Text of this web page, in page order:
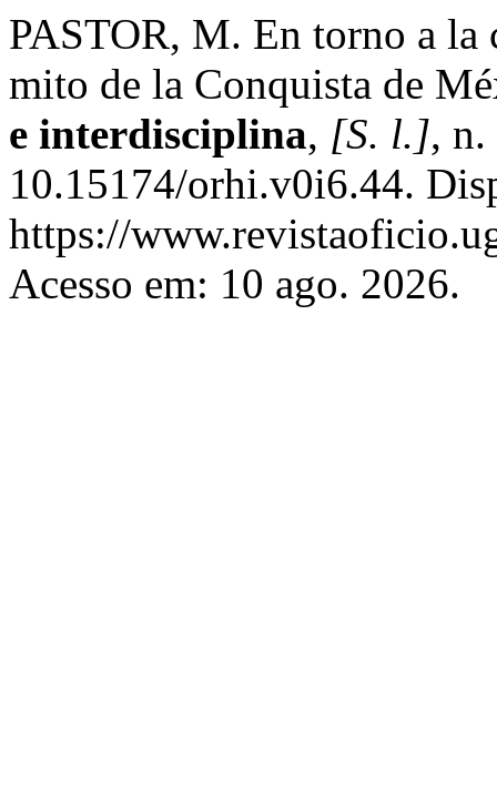
PASTOR, M. En torno a la
mito de la Conquista de
e interdisciplina, [S. l.],
10.15174/orhi.v0i6.44.
https://
Acesso em: 10 ago. 2026.